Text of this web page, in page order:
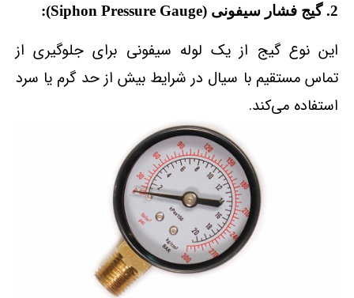
2. گیج فشار سیفونی (Siphon Pressure Gauge):
این نوع گیج از یک لوله سیفونی برای جلوگیری از
تماس مستقیم با سیال در شرایط بیش از حد گرم یا سرد
استفاده می‌کند.